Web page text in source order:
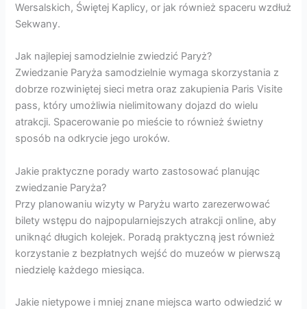
Wersalskich, Świętej Kaplicy, or jak również spaceru wzdłuż
Sekwany.
Jak najlepiej samodzielnie zwiedzić Paryż?
Zwiedzanie Paryża samodzielnie wymaga skorzystania z
dobrze rozwiniętej sieci metra oraz zakupienia Paris Visite
pass, który umożliwia nielimitowany dojazd do wielu
atrakcji. Spacerowanie po mieście to również świetny
sposób na odkrycie jego uroków.
Jakie praktyczne porady warto zastosować planując
zwiedzanie Paryża?
Przy planowaniu wizyty w Paryżu warto zarezerwować
bilety wstępu do najpopularniejszych atrakcji online, aby
uniknąć długich kolejek. Poradą praktyczną jest również
korzystanie z bezpłatnych wejść do muzeów w pierwszą
niedzielę każdego miesiąca.
Jakie nietypowe i mniej znane miejsca warto odwiedzić w